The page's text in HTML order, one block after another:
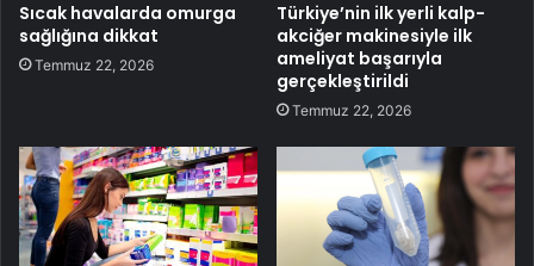
Sıcak havalarda omurga
sağlığına dikkat
Temmuz 22, 2026
Türkiye’nin ilk yerli kalp-
akciğer makinesiyle ilk
ameliyat başarıyla
gerçekleştirildi
Temmuz 22, 2026